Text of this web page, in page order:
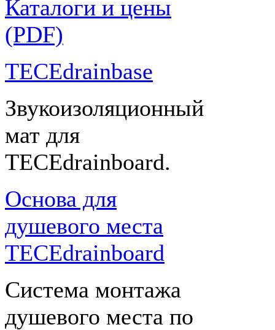
Каталоги и цены
(PDF)
TECEdrainbase
Звукоизоляционный
мат для
TECEdrainboard.
Основа для
душевого места
TECEdrainboard
Система монтажа
душевого места по